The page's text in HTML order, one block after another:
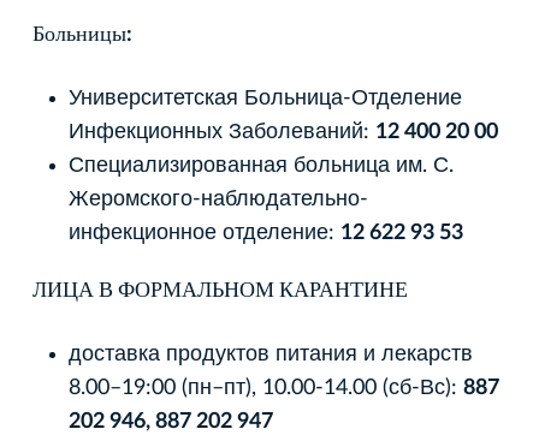
Больницы:
Университетская Больница-Отделение
Инфекционных Заболеваний: 12 400 20 00
Специализированная больница им. С.
Жеромского-наблюдательно-
инфекционное отделение: 12 622 93 53
ЛИЦА В ФОРМАЛЬНОМ КАРАНТИНЕ
доставка продуктов питания и лекарств
8.00–19:00 (пн–пт), 10.00-14.00 (сб-Вс): 887
202 946, 887 202 947